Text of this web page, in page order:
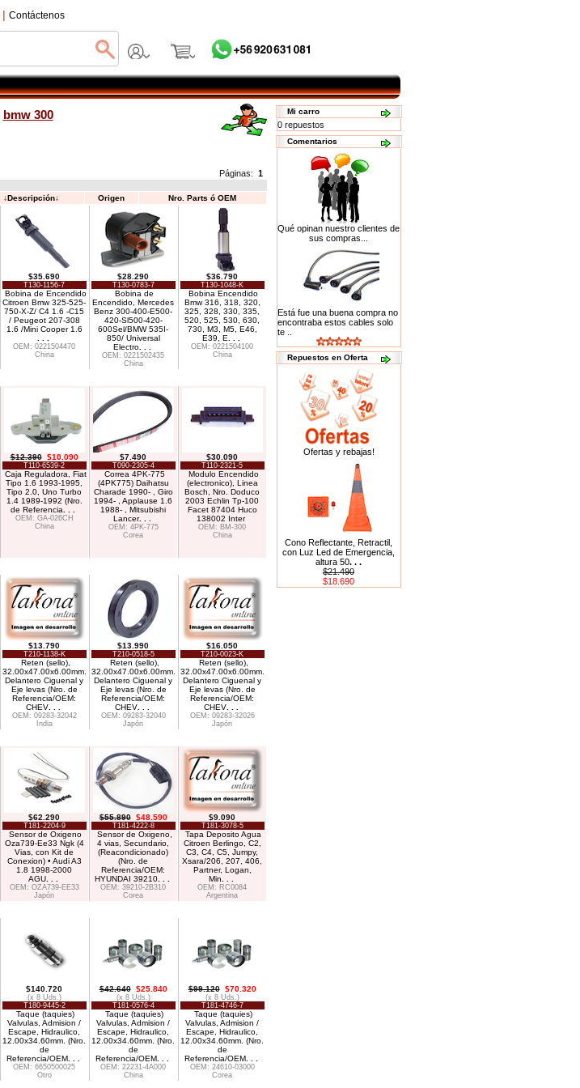
| Contáctenos
bmw 300
Páginas: 1
↓Descripción↓ Origen Nro. Parts ó OEM
$35.690
T130-1156-7
Bobina de Encendido
Citroen Bmw 325-525-
750-X-Z/ C4 1.6 -C15
/ Peugeot 207-308
1.6 /Mini Cooper 1.6
OEM: 0221504470
China
$28.290
T130-0783-7
Bobina de
Encendido, Mercedes
Benz 300-400-E500-
420-Sl500-420-
600Sel/BMW 535I-
850/ Universal
Electro. . .
OEM: 0221502435
China
$36.790
T130-1048-K
Bobina Encendido
Bmw 316, 318, 320,
325, 328, 330, 335,
520, 525, 530, 630,
730, M3, M5, E46,
E39, E
OEM: 0221504100
China
$12.390 $10.090
T110-6539-2
Caja Reguladora, Fiat
Tipo 1.6 1993-1995,
Tipo 2.0, Uno Turbo
1.4 1989-1992 (Nro.
de Referencia
OEM: GA-026CH
China
$7.490
T090-2305-4
Correa 4PK-775
(4PK775) Daihatsu
Charade 1990- , Giro
1994- , Applause 1.6
1988- , Mitsubishi
Lancer. . .
OEM: 4PK-775
Corea
$30.090
T110-2321-5
Modulo Encendido
(electronico), Linea
Bosch, Nro. Doduco
2003 Echlin Tp-100
Facet 87404 Huco
138002 Inter
OEM: BM-300
China
$13.790
T210-1138-K
Reten (sello),
32.00x47.00x6.00mm.
Delantero Ciguenal y
Eje levas (Nro. de
Referencia/OEM:
CHEV. . .
OEM: 09283-32042
India
$13.990
T210-0518-5
Reten (sello),
32.00x47.00x6.00mm.
Delantero Ciguenal y
Eje levas (Nro. de
Referencia/OEM:
CHEV. . .
OEM: 09283-32040
Japón
$16.050
T210-0023-K
Reten (sello),
32.00x47.00x6.00mm.
Delantero Ciguenal y
Eje levas (Nro. de
Referencia/OEM:
CHEV. . .
OEM: 09283-32026
Japón
$62.290
T181-2204-9
Sensor de Oxigeno
Oza739-Ee33 Ngk (4
Vias, con Kit de
Conexion) • Audi A3
1.8 1998-2000
AGU. . .
OEM: OZA739-EE33
Japón
$55.890 $48.590
T181-4222-8
Sensor de Oxigeno,
4 vias, Secundario,
(Reacondicionado)
(Nro. de
Referencia/OEM:
HYUNDAI 39210. . .
OEM: 39210-2B310
Corea
$9.090
T181-3078-5
Tapa Deposito Agua
Citroen Berlingo, C2,
C3, C4, C5, Jumpy,
Xsara/206, 207, 406,
Partner, Logan,
Min
OEM: RC0084
Argentina
$140.720
(x 8 Uds.)
T180-9445-2
Taque (taquies)
Valvulas, Admision /
Escape, Hidraulico,
12.00x34.60mm. (Nro.
de
Referencia/OEM. . .
OEM: 6650500025
Otro
$42.640 $25.840
(x 8 Uds.)
T181-0576-4
Taque (taquies)
Valvulas, Admision /
Escape, Hidraulico,
12.00x34.60mm. (Nro.
de
Referencia/OEM. . .
OEM: 22231-4A000
China
$99.120 $70.320
(x 8 Uds.)
T181-4746-7
Taque (taquies)
Valvulas, Admision /
Escape, Hidraulico,
12.00x34.60mm. (Nro.
de
Referencia/OEM. . .
OEM: 24610-03000
Corea
Mi carro
0 repuestos
Comentarios
Qué opinan nuestro clientes de
sus compras...
Está fue una buena compra no
encontraba estos cables solo
te ..
Repuestos en Oferta
Ofertas y rebajas!
Cono Reflectante, Retractil,
con Luz Led de Emergencia,
altura 50. . .
$21.490
$18.690